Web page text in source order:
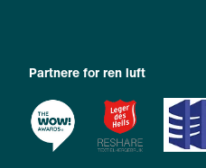
Partnere for ren luft